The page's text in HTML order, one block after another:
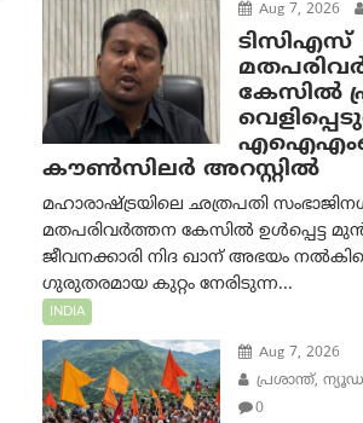
Aug 7, 2026
ടിസിഎസ്
കേസിൽ
കൗൺസിലർ അറസ്റ്റിൽ
മഹാരാഷ്ട്രയിലെ ഛത്രപതി
മതപരിവർത്തന കേസിൽ ഉൾപ്പെട്ട
ജീവനക്കാരി നിദ ഖാന് അഭയം
ഗുരുതരമായ കുറ്റം നേരിടുന്ന...
INDIA
Aug 7, 2026
പ്രശാന്ത്,
0